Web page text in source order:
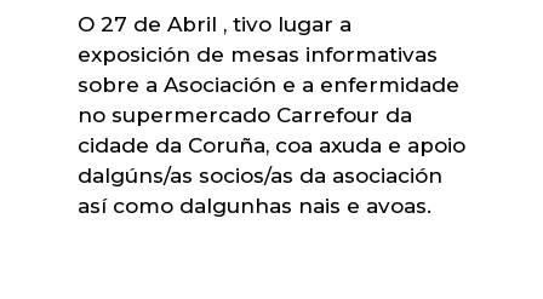
O 27 de Abril , tivo lugar a
exposición de mesas informativas
sobre a Asociación e a enfermidade
no supermercado Carrefour da
cidade da Coruña, coa axuda e apoio
dalgúns/as socios/as da asociación
así como dalgunhas nais e avoas.